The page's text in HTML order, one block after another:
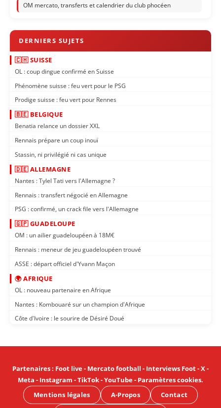
OM mercato, transferts et calendrier du club phocéen
🇨🇭 SUISSE
OL : coup dingue confirmé en Suisse
Phénomène suisse : feu vert pour le PSG
Prodige suisse : feu vert pour Rennes
🇧🇪 BELGIQUE
Benatia relance un dossier XXL
Rennais prépare un coup inouï
Stassin, ni privilégié ni cas unique
🇩🇪 ALLEMAGNE
Nantes : Tylel Tati vers l'Allemagne ?
Rennais : transfert négocié en Allemagne
PSG : confirmé, un crack file vers l'Allemagne
🇬🇵 GUADELOUPE
OM : un ailier guadeloupéen à 18M€
Rennais : meneur de jeu guadeloupéen trouvé
ASSE : départ officiel d'Yvann Maçon
🌍 AFRIQUE
OL : nouveau partenaire en Afrique
Nantes : Kombouaré sur un champion d'Afrique
Côte d'Ivoire : le sourire de Désiré Doué
Partenaires: Foot live- Mercato football - Interviews Foot-X-
Meta - Instagram -TikTok-YouTube- Paramètres cookies.
Mentions légales
A-Propos Contact